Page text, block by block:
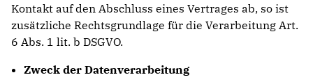
Kontakt auf den Abschluss eines Vertrages ab, so ist
zusätzliche Rechtsgrundlage für die Verarbeitung Art.
6 Abs. 1 lit. b DSGVO.
Zweck der Datenverarbeitung